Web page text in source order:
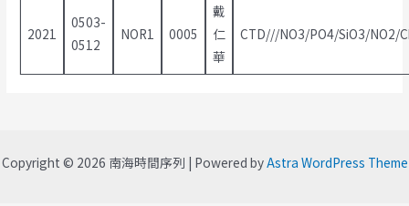
2021
0503-
0512
NOR1 0005
戴
仁
華
CTD///NO3/PO4/SiO3/NO2/
Copyright © 2026 南海時間序列 | Powered byAstra WordPress Theme